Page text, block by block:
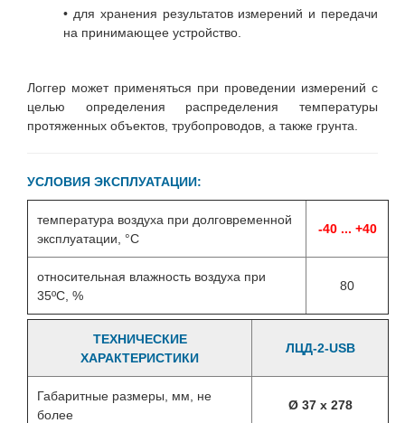
• для хранения результатов измерений и передачи
на принимающее устройство.
Логгер может применяться при проведении измерений с
целью определения распределения температуры
протяженных объектов, трубопроводов, а также грунта.
УСЛОВИЯ ЭКСПЛУАТАЦИИ:
температура воздуха при долговременной
эксплуатации, °C
-40 ... +40
относительная влажность воздуха при
35ºС, %
80
ТЕХНИЧЕСКИЕ
ХАРАКТЕРИСТИКИ
ЛЦД-2-USB
Габаритные размеры, мм, не
более
Ø 37 х 278